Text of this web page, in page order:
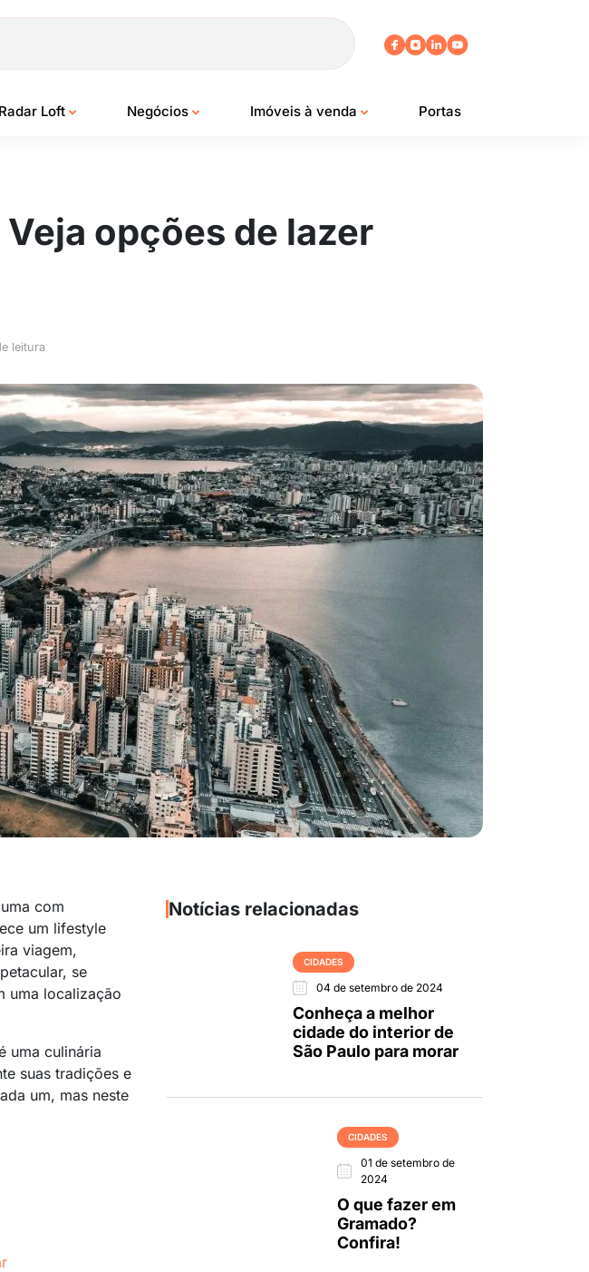
Radar Loft Negócios Imóveis à venda Portas
opções de lazer
leitura
com
um lifestyle
viagem,
se
uma localização
uma culinária
suas tradições e
um, mas neste
Notícias relacionadas
CIDADES
04 de setembro de 2024
Conheça a melhor
cidade do interior de
São Paulo para morar
CIDADES
01 de setembro de
2024
O que fazer em
Gramado?
Confira!